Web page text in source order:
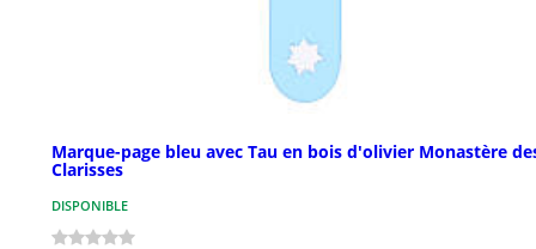
Marque-page bleu avec Tau en bois d'olivier Monastère
Clarisses
DISPONIBLE